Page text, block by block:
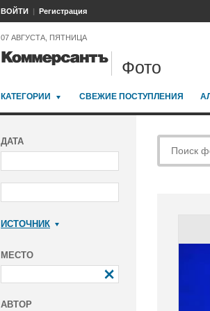
ВОЙТИ Регистрация
07 АВГУСТА, ПЯТНИЦА
Фото
КАТЕГОРИИ СВЕЖИЕ ПОСТУПЛЕНИЯ
ДАТА
ИСТОЧНИК
МЕСТО
АВТОР